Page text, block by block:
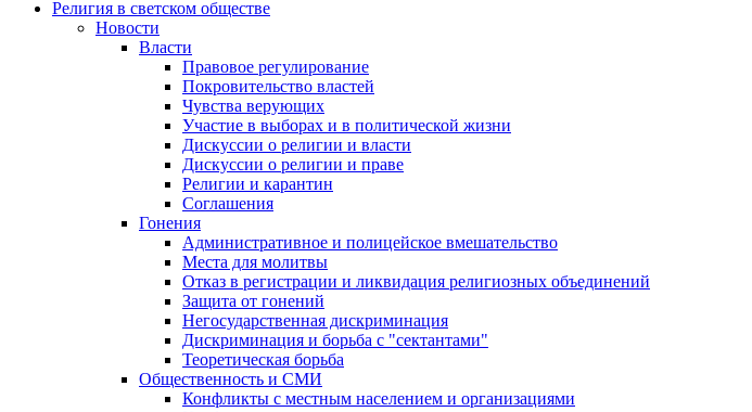
Религия в светском обществе
Новости
Власти
Правовое регулирование
Покровительство властей
Чувства верующих
Участие в выборах и в политической жизни
Дискуссии о религии и власти
Дискуссии о религии и праве
Религии и карантин
Соглашения
Гонения
Административное и полицейское вмешательство
Места для молитвы
Отказ в регистрации и ликвидация религиозных объединений
Защита от гонений
Негосударственная дискриминация
Дискриминация и борьба с "сектантами"
Теоретическая борьба
Общественность и СМИ
Конфликты с местным населением и организациями